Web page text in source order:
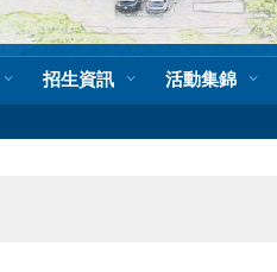
招生資訊 活動集錦